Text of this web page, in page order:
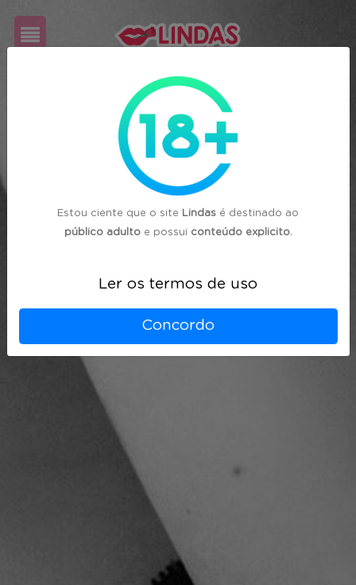
Estou ciente que o site Lindas é destinado ao
público adultoe possui conteúdo explicito.
Ler os termos de uso
Concordo